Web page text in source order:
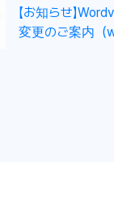
【お知らせ】
変更のご案内（